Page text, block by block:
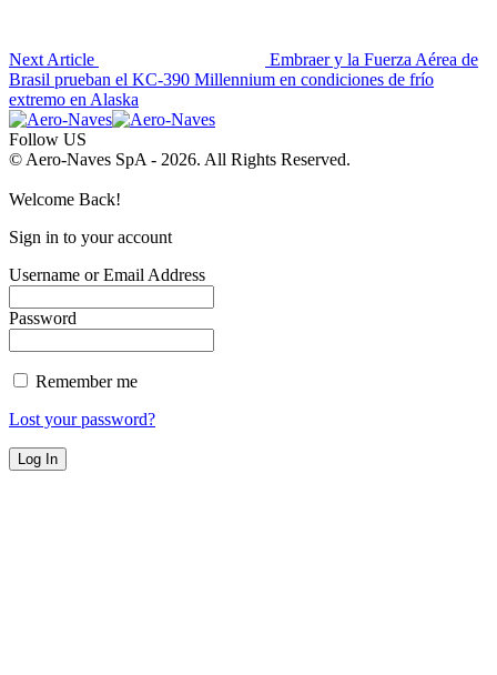
Next Article
Embraer y la Fuerza Aérea de
Brasil prueban el KC-390 Millennium en condiciones de frío
extremo en Alaska
Follow US
© Aero-Naves SpA - 2026. All Rights Reserved.
Welcome Back!
Sign in to your account
Username or Email Address
Password
Remember me
Lost your password?